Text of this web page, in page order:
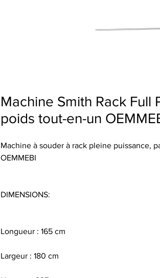
Machine Smith Rack Full
poids tout-en-un
Machine à souder à rack pleine puissance,
OEMMEBI
DIMENSIONS:
Longueur : 165 cm
Largeur : 180 cm